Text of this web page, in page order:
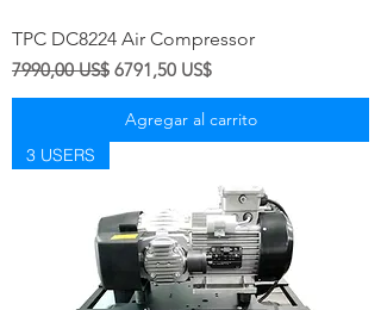
TPC DC8224 Air Compressor
Precio
7990,00 US$ Precio de oferta
6791,50 US$
Agregar al carrito
3 USERS